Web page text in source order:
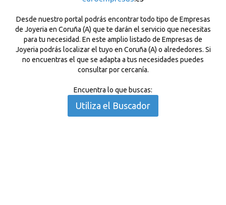
Desde nuestro portal podrás encontrar todo tipo de Empresas
de Joyeria en Coruña (A) que te darán el servicio que necesitas
para tu necesidad. En este amplio listado de Empresas de
Joyeria podrás localizar el tuyo en Coruña (A) o alrededores. Si
no encuentras el que se adapta a tus necesidades puedes
consultar por cercanía.
Encuentra lo que buscas:
Utiliza el Buscador